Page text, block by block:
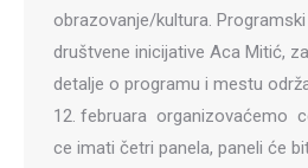
obrazovanje/kultura.
društvene inicijative Aca Mitić,
detalje o programu i mestu
12. februara organizovaćemo
ce imati četri panela, paneli će